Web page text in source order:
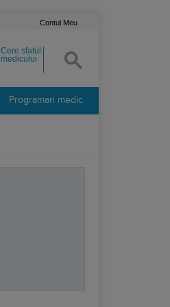
Contul Meu
Cere sfatul
medicului
Programari medic